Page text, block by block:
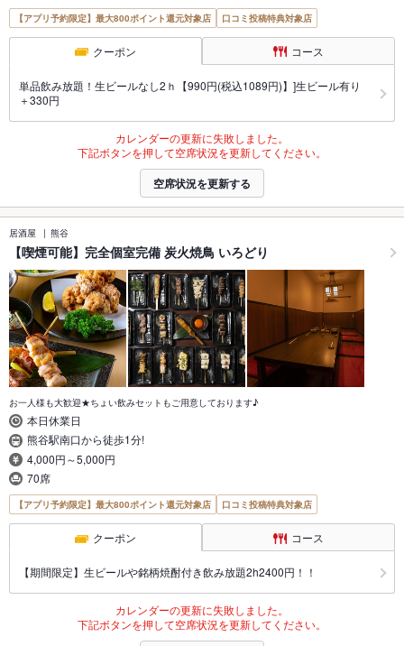
【アプリ予約限定】最大800ポイント還元対象店 口コミ投稿特典対象店
クーポン コース
単品飲み放題！生ビールなし2ｈ【990円(税込1089円)】]生ビール有り
＋330円
カレンダーの更新に失敗しました。
下記ボタンを押して空席状況を更新してください。
空席状況を更新する
居酒屋 熊谷
【喫煙可能】完全個室完備 炭火焼鳥 いろどり
お一人様も大歓迎★ちょい飲みセットもご用意しております♪
本日休業日
熊谷駅南口から徒歩1分!
4,000円～5,000円
70席
【アプリ予約限定】最大800ポイント還元対象店 口コミ投稿特典対象店
クーポン コース
【期間限定】生ビールや銘柄焼酎付き飲み放題2h2400円！！
カレンダーの更新に失敗しました。
下記ボタンを押して空席状況を更新してください。